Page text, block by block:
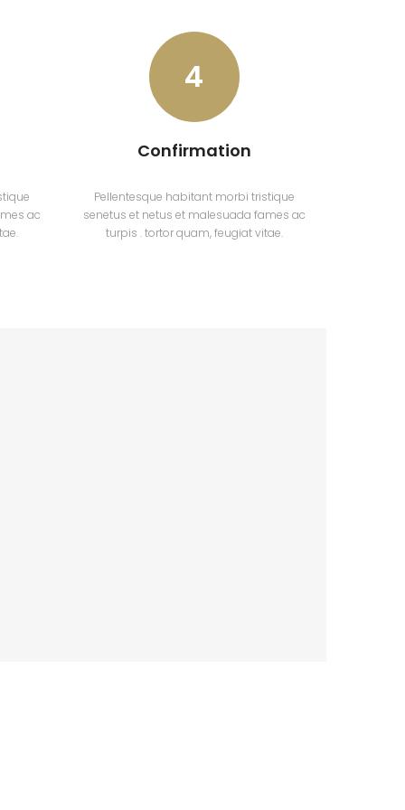
ac
4
Confirmation
Pellentesque habitant morbi tristique
senetus et netus et malesuada fames ac
turpis . tortor quam, feugiat vitae.